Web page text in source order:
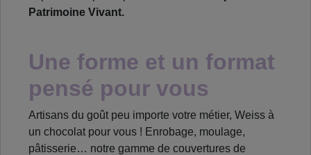
Patrimoine Vivant.
Une forme et un format
pensé pour vous
Artisans du goût peu importe votre métier, Weiss à
un chocolat pour vous ! Enrobage, moulage,
pâtisserie… notre gamme de couvertures de